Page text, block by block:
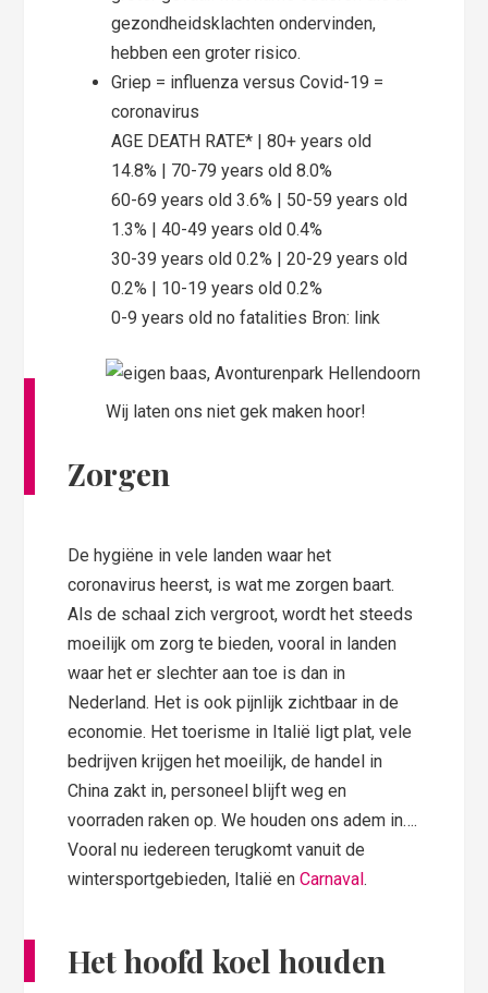
gezondheidsklachten ondervinden,
hebben een groter risico.
Griep = influenza versus Covid-19 =
coronavirus
AGE DEATH RATE* | 80+ years old
14.8% | 70-79 years old 8.0%
60-69 years old 3.6% | 50-59 years old
1.3% | 40-49 years old 0.4%
30-39 years old 0.2% | 20-29 years old
0.2% | 10-19 years old 0.2%
0-9 years old no fatalities Bron: link
Wij laten ons niet gek maken hoor!
Zorgen
De hygiëne in vele landen waar het
coronavirus heerst, is wat me zorgen baart.
Als de schaal zich vergroot, wordt het steeds
moeilijk om zorg te bieden, vooral in landen
waar het er slechter aan toe is dan in
Nederland. Het is ook pijnlijk zichtbaar in de
economie. Het toerisme in Italië ligt plat, vele
bedrijven krijgen het moeilijk, de handel in
China zakt in, personeel blijft weg en
voorraden raken op. We houden ons adem in….
Vooral nu iedereen terugkomt vanuit de
wintersportgebieden, Italië enCarnaval.
Het hoofd koel houden